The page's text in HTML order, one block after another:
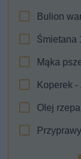
Bulion
Śmietana
Mąka
Koperek -
Olej